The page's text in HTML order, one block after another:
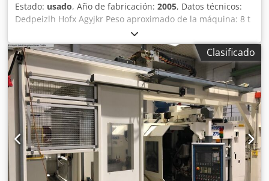
Estado: usado, Año de fabricación: 2005, Datos técnicos:
Dedpeizlh Hofx Agyjkr Peso aproximado de la máquina: 8 t
Espacio requerido: 2,95 x 1,6 x 2,36 m Diámetro de la
herramienta de corte: 250 mm Diámetro de la trayectoria
circular: 265 mm Recorrido en el eje X: 170 mm Recorrido
en el eje Z: 200 mm Velocidades de husillo: 1.500 rpm
Diámetro del rodamiento del husillo: 100 mm Máquina de
recogida
Clasificado